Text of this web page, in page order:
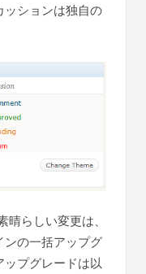
ションは独自の
らしい変更は、
の一括アップグ
ップグレードは以